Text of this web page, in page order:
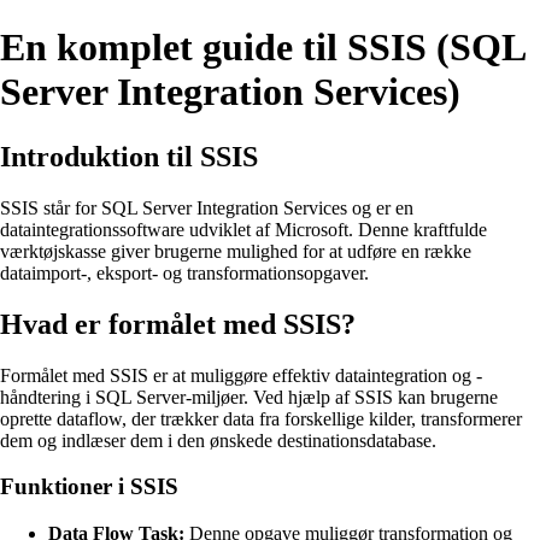
En komplet guide til SSIS (SQL
Server Integration Services)
Introduktion til SSIS
SSIS står for SQL Server Integration Services og er en
dataintegrationssoftware udviklet af Microsoft. Denne kraftfulde
værktøjskasse giver brugerne mulighed for at udføre en række
dataimport-, eksport- og transformationsopgaver.
Hvad er formålet med SSIS?
Formålet med SSIS er at muliggøre effektiv dataintegration og -
håndtering i SQL Server-miljøer. Ved hjælp af SSIS kan brugerne
oprette dataflow, der trækker data fra forskellige kilder, transformerer
dem og indlæser dem i den ønskede destinationsdatabase.
Funktioner i SSIS
Data Flow Task: Denne opgave muliggør transformation og